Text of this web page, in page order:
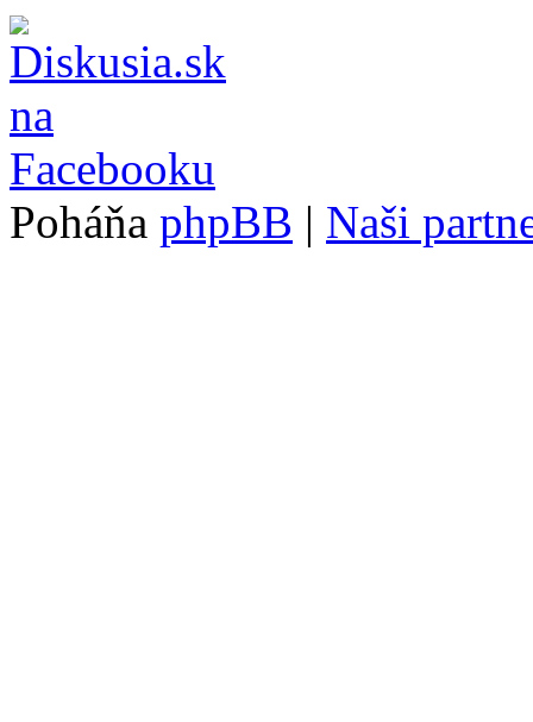
Poháňa phpBB | Naši